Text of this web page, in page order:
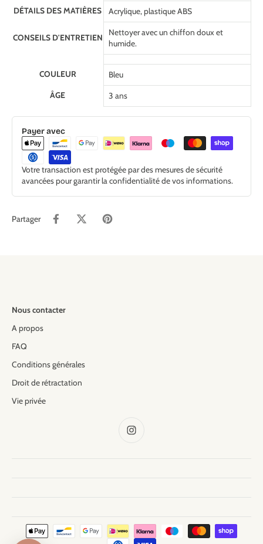
DÉTAILS DES MATIÈRES Acrylique, plastique ABS
CONSEILS D'ENTRETIEN
Nettoyer avec un chiffon doux et
humide.
COULEUR Bleu
ÂGE 3 ans
Payer avec
Votre transaction est protégée par des mesures de sécurité
avancées pour garantir la confidentialité de vos informations.
Partager
Nous contacter
A propos
FAQ
Conditions générales
Droit de rétractation
Vie privée